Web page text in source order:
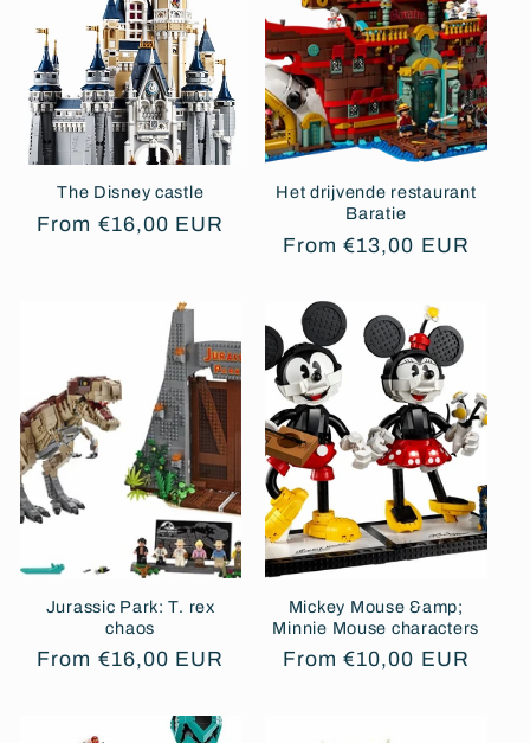
The Disney castle
Regular
From €16,00 EUR
Het drijvende restaurant
Baratie
Regular
From €13,00 EUR
Jurassic Park: T. rex
chaos
Regular
From €16,00 EUR
Mickey Mouse &amp;
Minnie Mouse characters
Regular
From €10,00 EUR